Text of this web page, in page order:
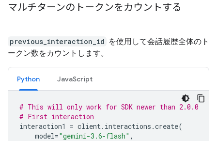
マルチターンのトークンをカウントする
previous_interaction_id を使用して会話履歴全体のト
ークン数をカウントします。
Python JavaScript
# This will only work for SDK newer than 2.0.0
# First interaction
interaction1
= client. interactions .create(
model="gemini-3.6-flash" ,